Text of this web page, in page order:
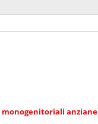
monogenitoriali anziane